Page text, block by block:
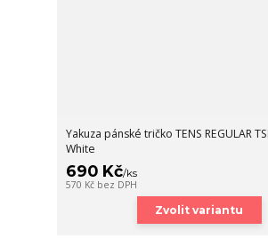
Yakuza pánské tričko TENS REGULAR
White
690 Kč/ks
570 Kč bez DPH
Zvolit variantu